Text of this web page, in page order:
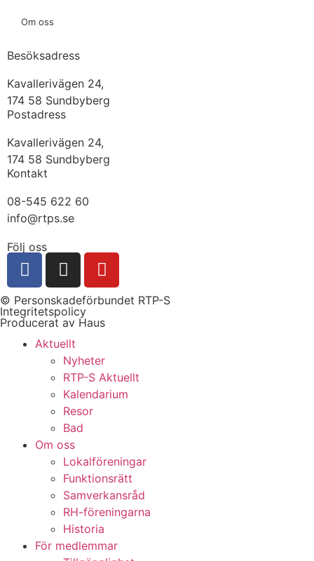
Om oss
Besöksadress
Kavallerivägen 24,
174 58 Sundbyberg
Postadress
Kavallerivägen 24,
174 58 Sundbyberg
Kontakt
08-545 622 60
info@rtps.se
Följ oss
© Personskadeförbundet RTP-S
Integritetspolicy
Producerat av Haus
Aktuellt
Nyheter
RTP-S Aktuellt
Kalendarium
Resor
Bad
Om oss
Lokalföreningar
Funktionsrätt
Samverkansråd
RH-föreningarna
Historia
För medlemmar